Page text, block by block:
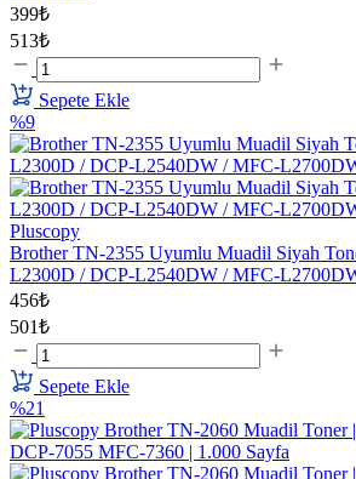
399₺
513₺
Sepete Ekle
%9
Pluscopy
Brother TN-2355 Uyumlu Muadil Siyah
L2300D / DCP-L2540DW / MFC-
456₺
501₺
Sepete Ekle
%21